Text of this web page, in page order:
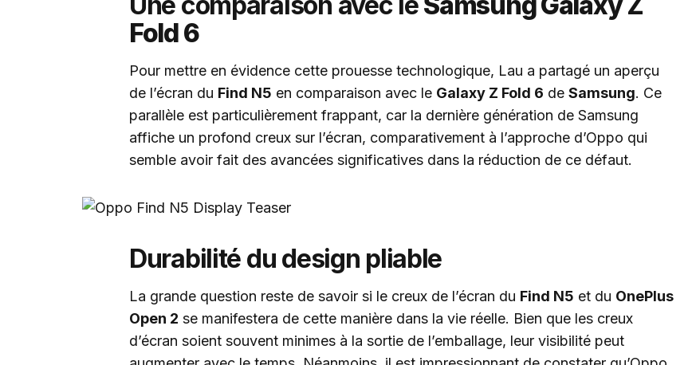
Fold 6
Pour mettre en évidence cette prouesse technologique, Lau a partagé un aperçu
de l’écran du Find N5 en comparaison avec le Galaxy Z Fold 6 de Samsung. Ce
parallèle est particulièrement frappant, car la dernière génération de Samsung
affiche un profond creux sur l’écran, comparativement à l’approche d’Oppo qui
semble avoir fait des avancées significatives dans la réduction de ce défaut.
Durabilité du design pliable
La grande question reste de savoir si le creux de l’écran du Find N5 et du OnePlus
Open 2 se manifestera de cette manière dans la vie réelle. Bien que les creux
d’écran soient souvent minimes à la sortie de l’emballage, leur visibilité peut